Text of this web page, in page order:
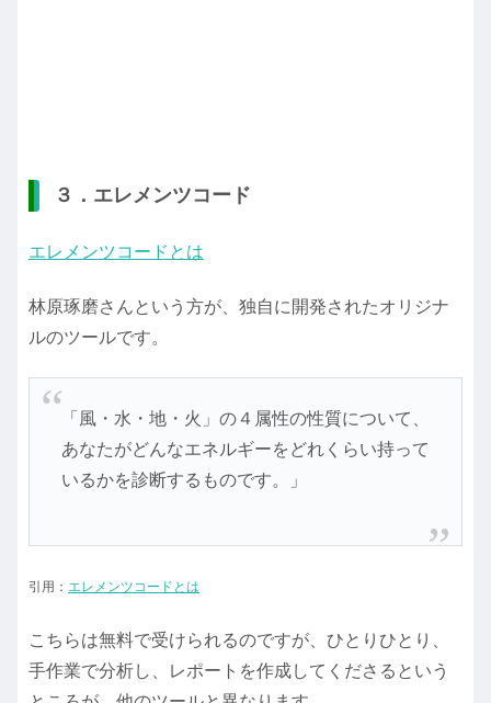
３．エレメンツコード
エレメンツコードとは
林原琢磨さんという方が、独自に開発されたオリジナ
ルのツールです。
「風・水・地・火」の４属性の性質について、
あなたがどんなエネルギーをどれくらい持って
いるかを診断するものです。」
引用： エレメンツコードとは
こちらは無料で受けられるのですが、ひとりひとり、
手作業で分析し、レポートを作成してくださるという